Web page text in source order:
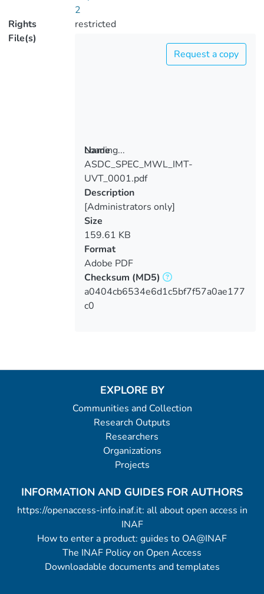
2
Rights
restricted
File(s)
Loading...
Loading...
Request a copy
Name
ASDC_SPEC_MWL_IMT-
UVT_0001.pdf
Description
[Administrators only]
Size
159.61 KB
Format
Adobe PDF
Checksum (MD5)
a0404cb6534e6d1c5bf7f57a0ae177
c0
EXPLORE BY
Communities and Collection
Research Outputs
Researchers
Organizations
Projects
INFORMATION AND GUIDES FOR AUTHORS
https://openaccess-info.inaf.it: all about open access in
INAF
How to enter a product: guides to OA@INAF
The INAF Policy on Open Access
Downloadable documents and templates